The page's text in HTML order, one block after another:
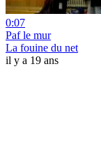
0:07
Paf le mur
La fouine du net
il y a 19 ans